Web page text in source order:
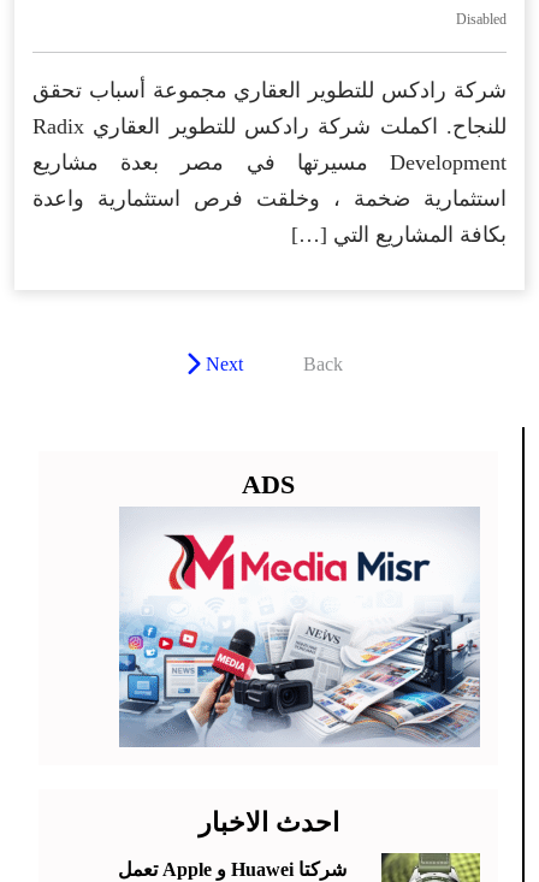
Disabled
شركة رادكس للتطوير العقاري مجموعة أسباب تحقق
للنجاح. اكملت شركة رادكس للتطوير العقاري Radix
Development مسيرتها في مصر بعدة مشاريع
استثمارية ضخمة ، وخلقت فرص استثمارية واعدة
بكافة المشاريع التي […]
Back
Next
ADS
احدث الاخبار
شركتا Huawei و Apple تعمل